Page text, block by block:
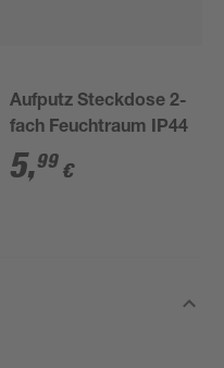
Aufputz Steckdose 2-
fach Feuchtraum IP44
5,99 €